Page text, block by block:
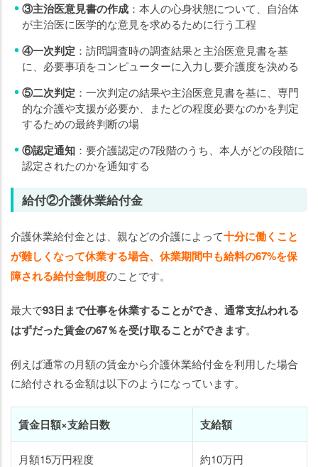
③主治医意見書の作成 ：本人の心身状態について、自治体
が主治医に医学的な意見を求めるために行う工程
④一次判定 ：訪問調査時の調査結果と主治医意見書を基
に、必要事項をコンピューターに入力し要介護度を決める
⑤二次判定 ：一次判定の結果や主治医意見書を基に、専門
的な介護や支援が必要か、またどの程度必要なのかを判定
するための最終判断の場
⑥認定通知 ：要介護認定の7段階のうち、本人がどの段階に
認定されたのかを通知する
給付②介護休業給付金
介護休業給付金とは、親などの介護によって十分に働くこと
が難しくなって休業する場合、休業期間中も給料の67%を保
障される給付金制度のことです。
最大で93日まで仕事を休業することができ、通常支払われる
はずだった賃金の67％を受け取ることができます。
例えば通常の月額の賃金から介護休業給付金を利用した場合
に給付される金額は以下のようになっています。
賃金日額×支給日数 支給額
月額15万円程度 約10万円